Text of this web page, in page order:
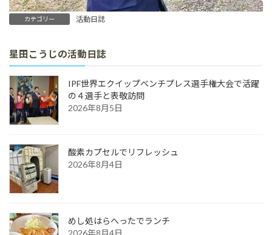
カテゴリー 活動日誌
星田こうじの活動日誌
IPF世界エクイップベンチプレス選手権大会で活躍
の４選手と表敬訪問
2026年8月5日
酸素カプセルでリフレッシュ
2026年8月4日
めし処はらへったでランチ